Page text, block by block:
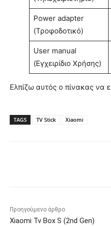
Power adapter
(Τροφοδοτικό)
User manual
(Εγχειρίδιο Χρήσης)
Ελπίζω αυτός ο πίνακας να
TAGS TV Stick Xiaomi
Προηγούμενο άρθρο
Xiaomi Tv Box S (2nd Gen)